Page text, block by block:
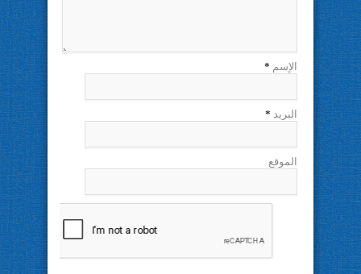
الإسم *
البريد *
الموقع